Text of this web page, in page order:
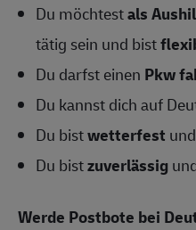
Du möchtestals
tätig sein und bist
Du darfst einen Pkw
Du kannst dich auf
Du bistwetterfest
Du bistzuverlässig
Werde Postbote bei